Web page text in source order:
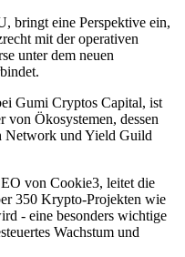
bringt eine Perspektive ein,
mit der operativen
unter dem neuen
Gumi Cryptos Capital, ist
Ökosystemen, dessen
Network und Yield Guild
von Cookie3, leitet die
350 Krypto-Projekten wie
- eine besonders wichtige
Wachstum und